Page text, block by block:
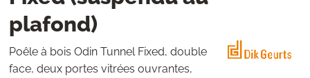
plafond)
Poêle à bois Odin Tunnel Fixed, double
face, deux portes vitrées ouvrantes,